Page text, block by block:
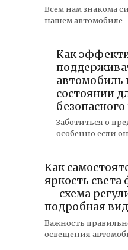
Всем нам знакома
нашем автомобиле
Как
автомобиль
состоянии
Заботиться о
особенно если
Как
яркость
— схема
подробная
Важность
освещения